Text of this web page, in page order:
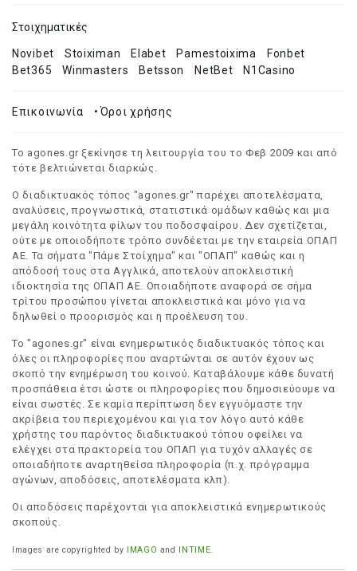
Στοιχηματικές
Novibet Stoiximan Elabet Pamestoixima
Fonbet
Bet365
Winmasters Betsson NetBet N1Casino
Επικοινωνία •Όροι χρήσης
Το agones.gr ξεκίνησε τη λειτουργία του το Φεβ 2009 και από
τότε βελτιώνεται διαρκώς.
Ο διαδικτυακός τόπος "agones.gr" παρέχει αποτελέσματα,
αναλύσεις, προγνωστικά, στατιστικά ομάδων καθώς και μια
μεγάλη κοινότητα φίλων του ποδοσφαίρου. Δεν σχετίζεται,
ούτε με οποιοδήποτε τρόπο συνδέεται με την εταιρεία ΟΠΑΠ
ΑΕ. Τα σήματα "Πάμε Στοίχημα" και "ΟΠΑΠ" καθώς και η
απόδοσή τους στα Αγγλικά, αποτελούν αποκλειστική
ιδιοκτησία της ΟΠΑΠ ΑΕ. Οποιαδήποτε αναφορά σε σήμα
τρίτου προσώπου γίνεται αποκλειστικά και μόνο για να
δηλωθεί ο προορισμός και η προέλευση του.
Το "agones.gr" είναι ενημερωτικός διαδικτυακός τόπος και
όλες οι πληροφορίες που αναρτώνται σε αυτόν έχουν ως
σκοπό την ενημέρωση του κοινού. Καταβάλουμε κάθε δυνατή
προσπάθεια έτσι ώστε οι πληροφορίες που δημοσιεύουμε να
είναι σωστές. Σε καμία περίπτωση δεν εγγυόμαστε την
ακρίβεια του περιεχομένου και για τον λόγο αυτό κάθε
χρήστης του παρόντος διαδικτυακού τόπου οφείλει να
ελέγχει στα πρακτορεία του ΟΠΑΠ για τυχόν αλλαγές σε
οποιαδήποτε αναρτηθείσα πληροφορία (π.χ. πρόγραμμα
αγώνων, αποδόσεις, αποτελέσματα κλπ).
Οι αποδόσεις παρέχονται για αποκλειστικά ενημερωτικούς
σκοπούς.
Images are copyrighted by IMAGO and INTIME.